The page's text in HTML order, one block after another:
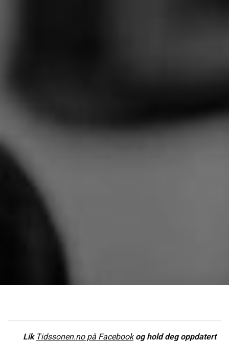
Lik Tidssonen.no på Facebookog hold deg oppdatert